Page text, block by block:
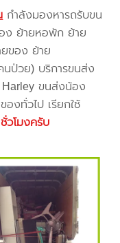
กำลังมองหารถรับขน
ง ย้ายหอพัก ย้าย
ของ ย้าย
นป่วย) บริการขนส่ง
ขนส่งน้อง
งทั่วไป เรียกใช้
วโมงครับ